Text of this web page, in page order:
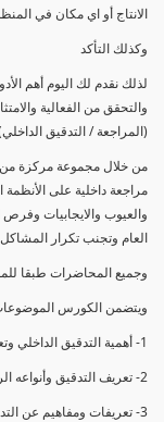
الانتاج أو اي مكان في
وكذلك التأكد
لذلك نقدم لك اليوم أهم
والتحقق من الفعالية
(المراجعة / التدقيق
من خلال مجموعة مركزة من
مراجعة داخلية على
والعيوب والايجابيات
العام وتجنب تكرار
وجميع المحاضرات طبقا للمواصفة
ويتضمن الكورس الموضوعات
1- أهمية التدقيق الداخلي وتعريفه.
2- تعريف التدقيق وأنواعه الرئيسية.
3- تعريفات ومفاهيم عن التدقيق الداخلي.